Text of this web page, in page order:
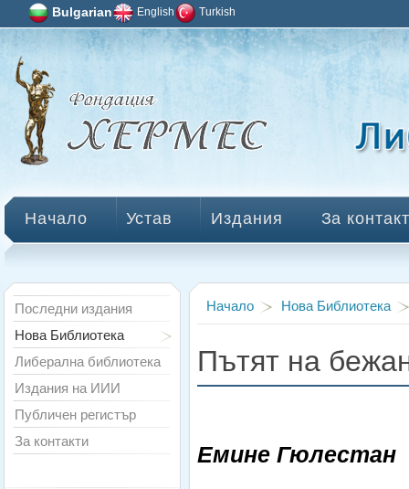
Bulgarian English Turkish
Начало Устав Издания За
Начало Нова Библиотека
Пътят на
Емине Гюлестан
Последни издания
Нова Библиотека
Либерална библиотека
Издания на ИИИ
Публичен регистър
За контакти